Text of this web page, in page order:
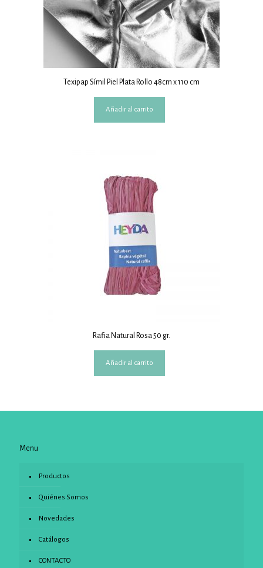
Texipap Símil Piel Plata Rollo 48cm x 110 cm
Añadir al carrito
Rafia Natural Rosa 50 gr.
Añadir al carrito
Menu
Productos
Quiénes Somos
Novedades
Catálogos
CONTACTO